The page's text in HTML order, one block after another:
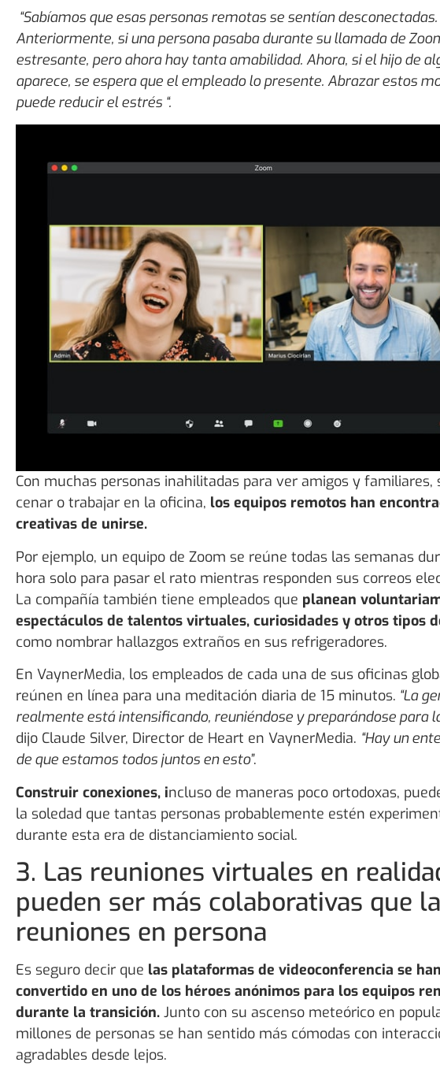
“Sabíamos que esas personas remotas se sentían desconectadas.
Anteriormente, si una persona pasaba durante su llamada de
estresante, pero ahora hay tanta amabilidad. Ahora, si el hijo de
aparece, se espera que el empleado lo presente. Abrazar estos
puede reducir el estrés “.
Con muchas personas inahilitadas para ver amigos y familiares,
cenar o trabajar en la oficina, los equipos remotos han
creativas de unirse.
Por ejemplo, un equipo de Zoom se reúne todas las semanas
hora solo para pasar el rato mientras responden sus correos
La compañía también tiene empleados que planean
espectáculos de talentos virtuales, curiosidades y otros tipos
como nombrar hallazgos extraños en sus refrigeradores.
En VaynerMedia, los empleados de cada una de sus oficinas
reúnen en línea para una meditación diaria de 15 minutos. “La
realmente está intensificando, reuniéndose y preparándose para
dijo Claude Silver, Director de Heart en VaynerMedia. “Hay un
de que estamos todos juntos en esto”.
Construir conexiones, incluso de maneras poco ortodoxas,
la soledad que tantas personas probablemente estén
durante esta era de distanciamiento social.
3. Las reuniones virtuales en
pueden ser más colaborativas que
reuniones en persona
Es seguro decir que las plataformas de videoconferencia se han
convertido en uno de los héroes anónimos para los equipos
durante la transición. Junto con su ascenso meteórico en
millones de personas se han sentido más cómodas con
agradables desde lejos.